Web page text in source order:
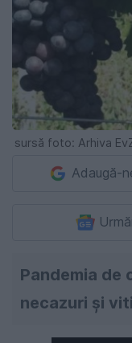
sursă foto: Arhiva
Adaugă-
Pandemia de
necazuri și